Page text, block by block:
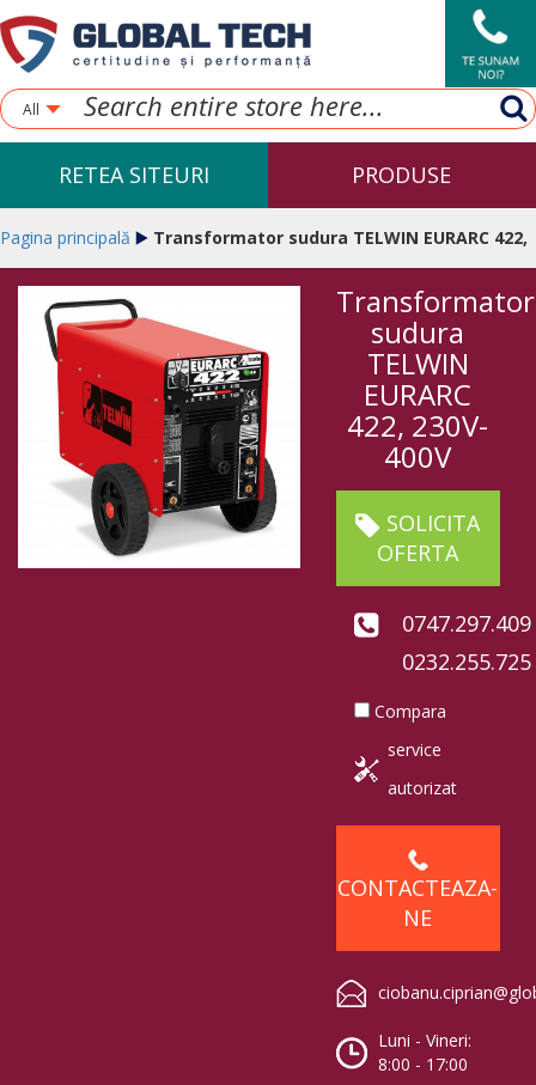
All
RETEA SITEURI PRODUSE
Pagina principală Transformator sudura TELWIN EURARC 422,
230V-400V Transformator
sudura
TELWIN
EURARC
422, 230V-
400V
SOLICITA
OFERTA
0747.297.409
0232.255.725
Compara
service
autorizat
CONTACTEAZA-
NE
Luni - Vineri:
8:00 - 17:00